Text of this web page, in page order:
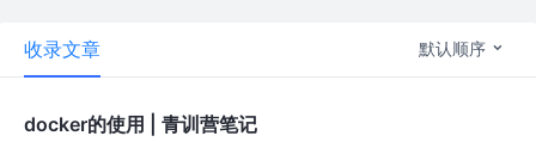
收录文章 默认顺序
docker的使用 | 青训营笔记